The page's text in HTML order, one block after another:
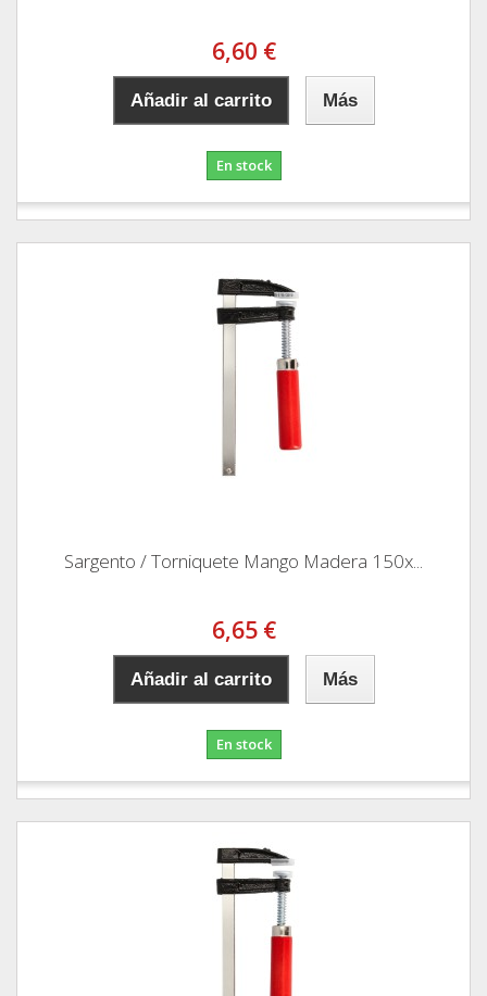
6,60 €
Añadir al carrito Más
En stock
Sargento / Torniquete Mango Madera 150x...
6,65 €
Añadir al carrito Más
En stock